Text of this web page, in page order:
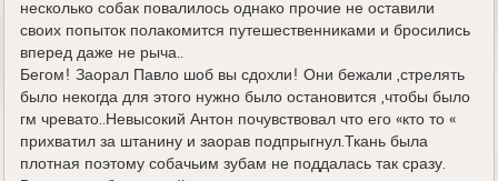
несколько собак повалилось однако прочие не оставили
своих попыток полакомится путешественниками и бросились
вперед даже не рыча..
Бегом! Заорал Павло шоб вы сдохли! Они бежали ,стрелять
было некогда для этого нужно было остановится ,чтобы было
гм чревато..Невысокий Антон почувствовал что его «кто то «
прихватил за штанину и заорав подпрыгнул.Ткань была
плотная поэтому собачьим зубам не поддалась так сразу.